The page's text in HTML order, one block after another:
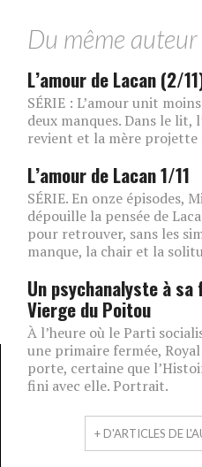
Du même auteur
L’amour de Lacan (2/
SÉRIE : L’amour unit
deux manques. Dans le lit,
revient et la mère projette
L’amour de Lacan 1/11
SÉRIE. En onze épisodes,
dépouille la pensée de
pour retrouver, sans les
manque, la chair et la
Un psychanalyste à
Vierge du Poitou
À l’heure où le Parti
une primaire fermée,
porte, certaine que
fini avec elle. Portrait.
+ D'ARTICLES DE